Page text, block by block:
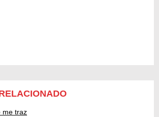
me traz